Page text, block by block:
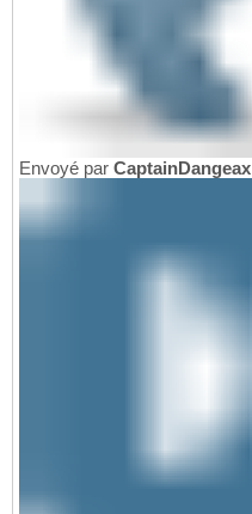
Envoyé par CaptainDangeax